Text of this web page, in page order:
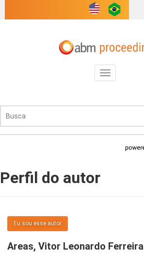
Toggle
navigation
Perfil do autor
Eu sou esse autor
Areas, Vitor Leonardo Ferreira